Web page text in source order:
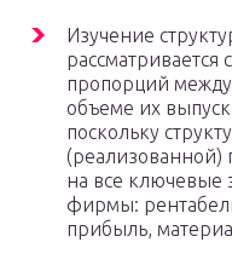
Изучение
пропорций
объеме их
поскольку
(реализованной)
на все ключевые
фирмы:
прибыль,